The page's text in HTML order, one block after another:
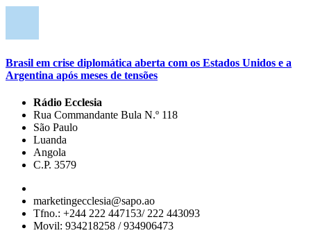
Brasil em crise diplomática aberta com os Estados Unidos e a
Argentina após meses de tensões
Rádio Ecclesia
Rua Commandante Bula N.º 118
São Paulo
Luanda
Angola
C.P. 3579
marketingecclesia@sapo.ao
Tfno.: +244 222 447153/ 222 443093
Movil: 934218258 / 934906473